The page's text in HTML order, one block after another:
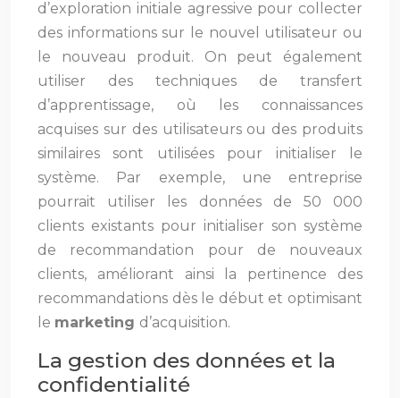
d’exploration initiale agressive pour collecter
des informations sur le nouvel utilisateur ou
le nouveau produit. On peut également
utiliser des techniques de transfert
d’apprentissage, où les connaissances
acquises sur des utilisateurs ou des produits
similaires sont utilisées pour initialiser le
système. Par exemple, une entreprise
pourrait utiliser les données de 50 000
clients existants pour initialiser son système
de recommandation pour de nouveaux
clients, améliorant ainsi la pertinence des
recommandations dès le début et optimisant
le marketing d’acquisition.
La gestion des données et la
confidentialité